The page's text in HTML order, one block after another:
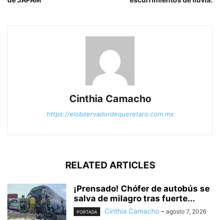
Cinthia Camacho
https://elobservadordequeretaro.com.mx
RELATED ARTICLES
¡Prensado! Chófer de autobús se
salva de milagro tras fuerte...
PORTADA Cinthia Camacho - agosto 7, 2026